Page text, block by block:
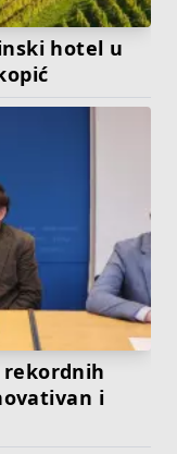
hotel u
i